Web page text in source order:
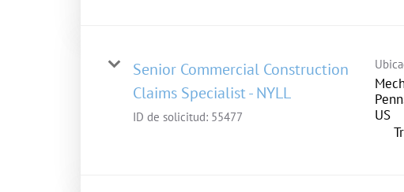
Senior Commercial Construction
Claims Specialist - NYLL
ID de solicitud: 55477